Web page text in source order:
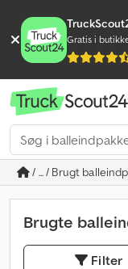
Gratis i
/ ... / Brugt
Brugte
Filter